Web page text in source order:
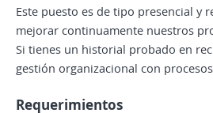
Este puesto es de tipo presencial y
mejorar continuamente nuestros
Si tienes un historial probado en
gestión organizacional con
Requerimientos